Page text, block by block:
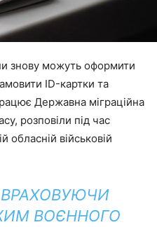
знову можуть оформити
ID-картки та
Державна міграційна
розповіли під час
обласній військовій
ВОЄННОГО